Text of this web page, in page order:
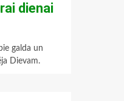
dienai
galda un
Dievam.